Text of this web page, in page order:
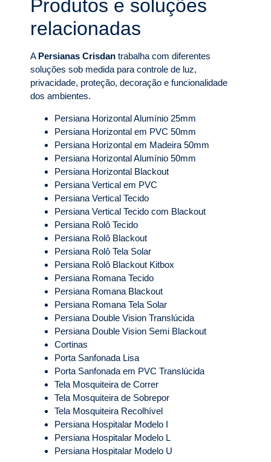
Produtos e soluções
relacionadas
A Persianas Crisdan trabalha com diferentes
soluções sob medida para controle de luz,
privacidade, proteção, decoração e funcionalidade
dos ambientes.
Persiana Horizontal Alumínio 25mm
Persiana Horizontal em PVC 50mm
Persiana Horizontal em Madeira 50mm
Persiana Horizontal Alumínio 50mm
Persiana Horizontal Blackout
Persiana Vertical em PVC
Persiana Vertical Tecido
Persiana Vertical Tecido com Blackout
Persiana Rolô Tecido
Persiana Rolô Blackout
Persiana Rolô Tela Solar
Persiana Rolô Blackout Kitbox
Persiana Romana Tecido
Persiana Romana Blackout
Persiana Romana Tela Solar
Persiana Double Vision Translúcida
Persiana Double Vision Semi Blackout
Cortinas
Porta Sanfonada Lisa
Porta Sanfonada em PVC Translúcida
Tela Mosquiteira de Correr
Tela Mosquiteira de Sobrepor
Tela Mosquiteira Recolhível
Persiana Hospitalar Modelo I
Persiana Hospitalar Modelo L
Persiana Hospitalar Modelo U